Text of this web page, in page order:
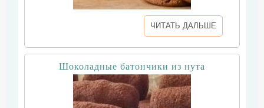
ЧИТАТЬ ДАЛЬШЕ
Шоколадные батончики из нута